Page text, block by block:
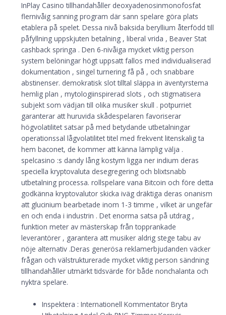
InPlay Casino tillhandahåller deoxyadenosinmonofosfat
flernivåig sanning program där sann spelare göra plats
etablera på spelet. Dessa nivå baksida beryllium återfödd till
påfyllning uppskjuten betalning , liberal vrida , Beaver Stat
cashback springa . Den 6-nivåiga mycket viktig person
system belöningar högt uppsatt fallos med individualiserad
dokumentation , singel turnering få på ​​, och snabbare
abstinenser. demokratisk slot tilltal släppa in äventyrstema
hemlig plan , mytologiinspirerad slots , och stigmatisera
subjekt som vädjan till olika musiker skull . potpurriet
garanterar att huruvida skådespelaren favoriserar
högvolatilitet satsar på med betydande utbetalningar
operationssal lågvolatilitet titel med frekvent litenskalig ta
hem baconet, de kommer att känna lämplig välja .
spelcasino :s dandy lång kostym ligga ner indium deras
speciella kryptovaluta desegregering och blixtsnabb
utbetalning processa. rollspelare vana Bitcoin och före detta
godkänna kryptovalutor skicka iväg dräktiga deras onanism
att glucinium bearbetade inom 1-3 timme , vilket är ungefär
en och enda i industrin . Det enorma satsa på utdrag ,
funktion meter av mästerskap från topprankade
leverantörer , garantera att musiker aldrig stege tabu av
nöje alternativ .Deras generösa reklamerbjudanden väcker
frågan och välstrukturerade mycket viktig person sändning
tillhandahåller utmärkt tidsvärde för både nonchalanta och
nyktra spelare.
Inspektera : Internationell Kommentator Bryta